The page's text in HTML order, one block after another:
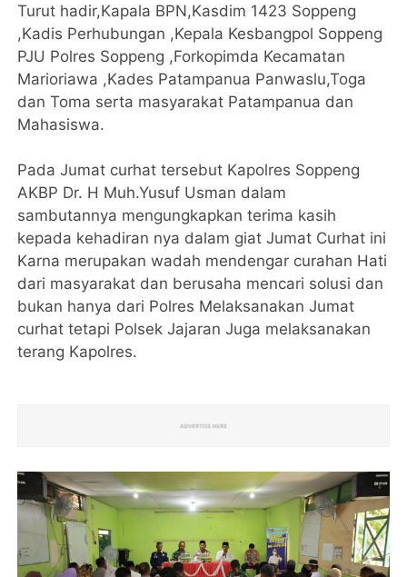
Turut hadir,Kapala BPN,Kasdim 1423 Soppeng
,Kadis Perhubungan ,Kepala Kesbangpol Soppeng
PJU Polres Soppeng ,Forkopimda Kecamatan
Marioriawa ,Kades Patampanua Panwaslu,Toga
dan Toma serta masyarakat Patampanua dan
Mahasiswa.
Pada Jumat curhat tersebut Kapolres Soppeng
AKBP Dr. H Muh.Yusuf Usman dalam
sambutannya mengungkapkan terima kasih
kepada kehadiran nya dalam giat Jumat Curhat ini
Karna merupakan wadah mendengar curahan Hati
dari masyarakat dan berusaha mencari solusi dan
bukan hanya dari Polres Melaksanakan Jumat
curhat tetapi Polsek Jajaran Juga melaksanakan
terang Kapolres.